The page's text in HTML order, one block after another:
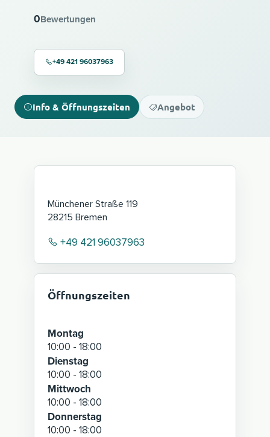
0Bewertungen
+49 421 96037963
Info & Öffnungszeiten Angebot
Münchener Straße 119
28215 Bremen
+49 421 96037963
Öffnungszeiten
Montag
10:00 - 18:00
Dienstag
10:00 - 18:00
Mittwoch
10:00 - 18:00
Donnerstag
10:00 - 18:00